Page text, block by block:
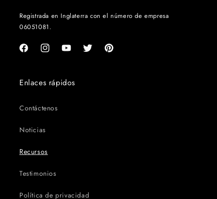
Registrada en Inglaterra con el número de empresa
06051081.
FacebookInstagramYouTubeTwitter Pinterest
Enlaces rápidos
Contáctenos
Noticias
Recursos
Testimonios
Política de privacidad